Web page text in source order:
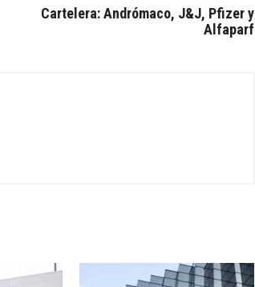
Cartelera: Andrómaco, J&J, Pfizer y
Alfaparf